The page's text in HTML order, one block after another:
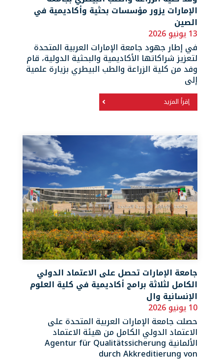
الإمارات يزور مؤسسات بحثية وأكاديمية في
الصين
13 يونيو 2026
في إطار جهود جامعة الإمارات العربية المتحدة
لتعزيز شراكاتها الأكاديمية والبحثية الدولية، قام
وفد من كلية الزراعة والطب البيطري بزيارة علمية
إلى
إقرأ المزيد
جامعة الإمارات تحصل على الاعتماد الدولي
الكامل لثلاثة برامج أكاديمية في كلية العلوم
الإنسانية وال
10 يونيو 2026
حصلت جامعة الإمارات العربية المتحدة على
الاعتماد الدولي الكامل من هيئة الاعتماد
الألمانية Agentur für Qualitätssicherung
durch Akkreditierung von